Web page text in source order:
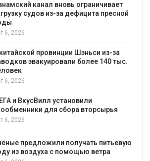
канал вновь ограничивает
судов из-за дефицита пресной
6, 2026
провинции Шэньси из-за
эвакуировали более 140 тыс.
6, 2026
и ВкусВилл установили
для сбора вторсырья
6, 2026
предложили получать питьевую
из воздуха с помощью ветра